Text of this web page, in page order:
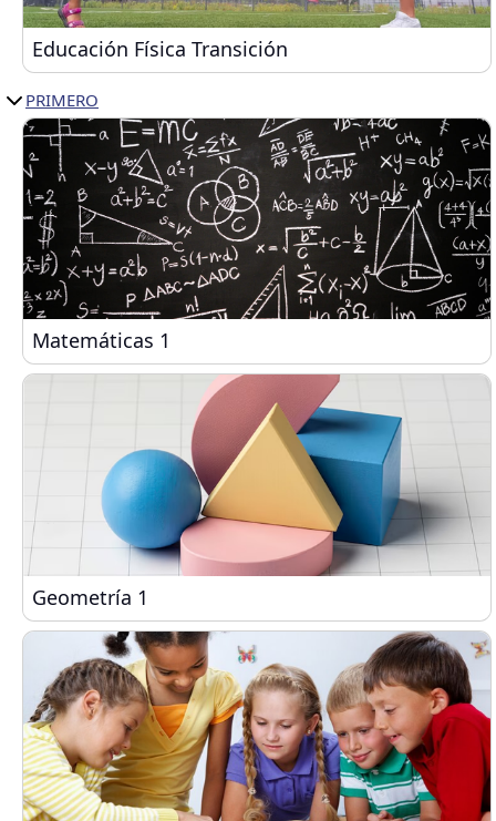
Educación Física Transición
Educación Física Transición
PRIMERO
Matemáticas 1
Matemáticas 1
Geometría 1
Geometría 1